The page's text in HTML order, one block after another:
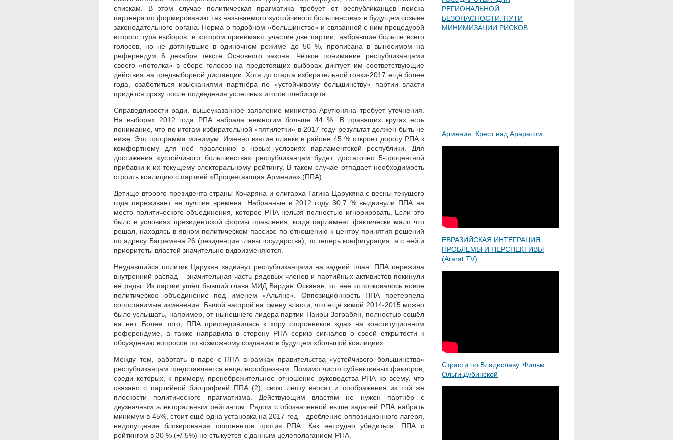
спискам. В этом случае политическая прагматика требует от республиканцев поиска
партнёра по формированию так называемого «устойчивого большинства» в будущем созыве
законодательного органа. Норма о подобном «большинстве» и связанной с ним процедурой
второго тура выборов, в котором принимают участие две партии, набравшие больше всего
голосов, но не дотянувшие в одиночном режиме до 50 %, прописана в выносимом на
референдум 6 декабря тексте Основного закона. Чёткое понимание республиканцами
своего «потолка» в сборе голосов на предстоящих выборах диктует им соответствующие
действия на предвыборной дистанции. Хотя до старта избирательной гонки-2017 ещё более
года, озаботиться изысканиями партнёра по «устойчивому большинству» партии власти
придётся сразу после подведения успешных итогов плебисцита.
Справедливости ради, вышеуказанное заявление министра Арутюняна требует уточнения.
На выборах 2012 года РПА набрала немногим больше 44 %. В правящих кругах есть
понимание, что по итогам избирательной «пятилетки» в 2017 году результат должен быть не
ниже. Это программа минимум. Именно взятие планки в районе 45 % откроет дорогу РПА к
комфортному для неё правлению в новых условиях парламентской республики. Для
достижения «устойчивого большинства» республиканцам будет достаточно 5-процентной
прибавки к их текущему электоральному рейтингу. В таком случае отпадает необходимость
строить коалицию с партией «Процветающая Армения» (ППА).
Детище второго президента страны Кочаряна и олигарха Гагика Царукяна с весны текущего
года переживает не лучшие времена. Набранные в 2012 году 30,7 % выдвинули ППА на
место политического объединения, которое РПА нельзя полностью игнорировать. Если это
было в условиях президентской формы правления, когда парламент фактически мало что
решал, находясь в явном политическом пассиве по отношению к центру принятия решений
по адресу Баграмяна 26 (резиденция главы государства), то теперь конфигурация, а с ней и
приоритеты властей значительно видоизменяются.
Неудавшийся политик Царукян задвинут республиканцами на задний план. ППА пережила
внутренний распад – значительная часть рядовых членов и партийных активистов покинули
её ряды. Из партии ушёл бывший глава МИД Вардан Осканян, от неё отпочковалось новое
политическое объединение под именем «Альянс». Оппозиционность ППА претерпела
сопоставимые изменения. Былой настрой на смену власти, что ещё зимой 2014-2015 можно
было услышать, например, от нынешнего лидера партии Наиры Зограбян, полностью сошёл
на нет. Более того, ППА присоединилась к хору сторонников «да» на конституционном
референдуме, а также направила в сторону РПА серию сигналов о своей открытости к
обсуждению вопросов по возможному созданию в будущем «большой коалиции».
Между тем, работать в паре с ППА в рамках правительства «устойчивого большинства»
республиканцам представляется нецелесообразным. Помимо чисто субъективных факторов,
среди которых, к примеру, пренебрежительное отношение руководства РПА ко всему, что
связано с партийной биографией ППА (2), свою лепту вносят и соображения из той же
плоскости политического прагматизма. Действующим властям не нужен партнёр с
двузначным электоральным рейтингом. Рядом с обозначенной выше задачей РПА набрать
минимум в 45%, стоит ещё одна установка на 2017 год – дробление оппозиционного лагеря,
недопущение блокирования оппонентов против РПА. Как нетрудно убедиться, ППА с
рейтингом в 30 % (+/-5%) не стыкуется с данным целеполаганием РПА.
РЕГИОНАЛЬНОЙ
БЕЗОПАСНОСТИ. ПУТИ
МИНИМИЗАЦИИ РИСКОВ
Армения. Крест над Араратом
ЕВРАЗИЙСКАЯ ИНТЕГРАЦИЯ:
ПРОБЛЕМЫ И ПЕРСПЕКТИВЫ
(Ararat TV)
Страсти по Владиславу. Фильм
Ольги Дубинской